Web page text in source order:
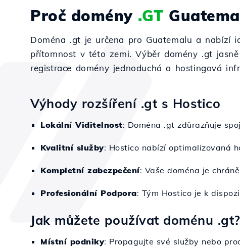
Proč domény .GT
Doména .gt je určena pro Guatemalu a nabízí
přítomnost v této zemi. Výběr domény .gt
registrace domény jednoduchá a hostingová
Výhody rozšíření .gt s Hostico
Lokální Viditelnost: Doména .gt zdůrazňuje
Kvalitní služby: Hostico nabízí optimalizovaná
Kompletní zabezpečení: Vaše doména je
Profesionální Podpora: Tým Hostico je k
Jak můžete používat doménu .gt?
Místní podniky: Propagujte své služby nebo